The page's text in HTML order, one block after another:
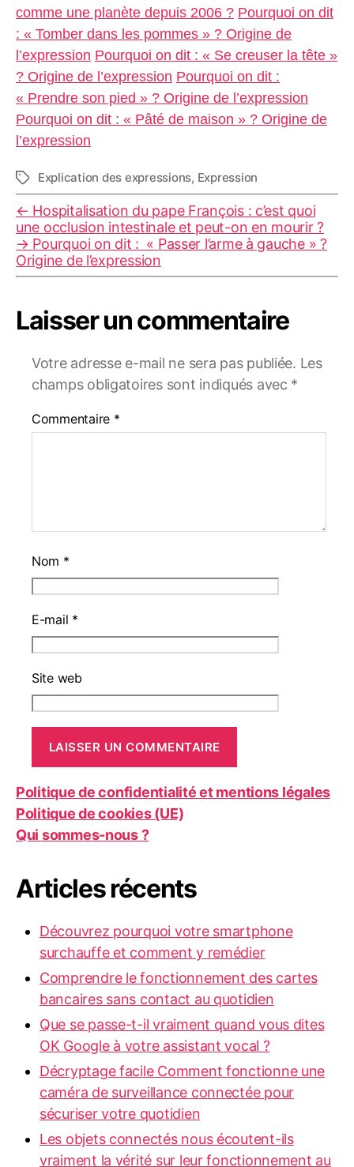
comme une planète depuis 2006 ? Pourquoi on dit
: « Tomber dans les pommes » ? Origine de
l’expression Pourquoi on dit : « Se creuser la tête »
? Origine de l’expression Pourquoi on dit :
« Prendre son pied » ? Origine de l’expression
Pourquoi on dit : « Pâté de maison » ? Origine de
l’expression
Étiquettes
Explication des expressions, Expression
← Hospitalisation du pape François : c’est quoi
une occlusion intestinale et peut-on en mourir ?
→ Pourquoi on dit : « Passer l’arme à gauche » ?
Origine de l’expression
Laisser un commentaire
Votre adresse e-mail ne sera pas publiée. Les
champs obligatoires sont indiqués avec *
Commentaire *
Nom *
E-mail *
Site web
Politique de confidentialité et mentions légales
Politique de cookies (UE)
Qui sommes-nous ?
Articles récents
Découvrez pourquoi votre smartphone
surchauffe et comment y remédier
Comprendre le fonctionnement des cartes
bancaires sans contact au quotidien
Que se passe-t-il vraiment quand vous dites
OK Google à votre assistant vocal ?
Décryptage facile Comment fonctionne une
caméra de surveillance connectée pour
sécuriser votre quotidien
Les objets connectés nous écoutent-ils
vraiment la vérité sur leur fonctionnement au